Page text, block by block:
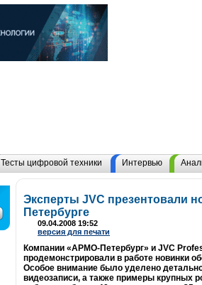
Тесты цифровой техники Интервью
Эксперты JVC презентовали
Петербурге
09.04.2008 19:52
версия для печати
Компании «АРМО-Петербург» и JVC
продемонстрировали в работе новинки
Особое внимание было уделено
видеозаписи, а также примеры крупных